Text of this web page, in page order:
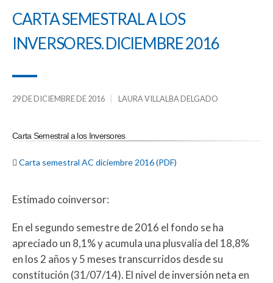
CARTA SEMESTRAL A LOS
INVERSORES. DICIEMBRE 2016
29 DE DICIEMBRE DE 2016 LAURA VILLALBA DELGADO
Carta Semestral a los Inversores
 Carta semestral AC diciembre 2016 (PDF)
Estimado coinversor:
En el segundo semestre de 2016 el fondo se ha
apreciado un 8,1% y acumula una plusvalía del 18,8%
en los 2 años y 5 meses transcurridos desde su
constitución (31/07/14). El nivel de inversión neta en